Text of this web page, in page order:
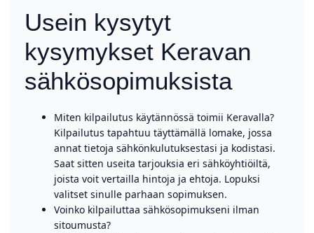
Usein kysytyt
kysymykset Keravan
sähkösopimuksista
Miten kilpailutus käytännössä toimii Keravalla?
Kilpailutus tapahtuu täyttämällä lomake, jossa
annat tietoja sähkönkulutuksestasi ja kodistasi.
Saat sitten useita tarjouksia eri sähköyhtiöiltä,
joista voit vertailla hintoja ja ehtoja. Lopuksi
valitset sinulle parhaan sopimuksen.
Voinko kilpailuttaa sähkösopimukseni ilman
sitoumusta?